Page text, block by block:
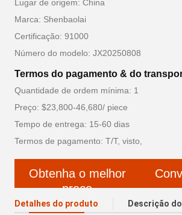
Lugar de origem: China
Marca: Shenbaolai
Certificação: 91000
Número do modelo: JX20250808
Termos do pagamento & do
Quantidade de ordem mínima: 1
Preço: $23,800-46,680/ piece
Tempo de entrega: 15-60 dias
Termos de pagamento: T/T, visto,
Obtenha o melhor
preço
Detalhes do produto Descrição